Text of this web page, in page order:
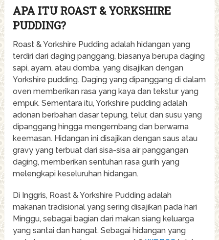
APA ITU ROAST & YORKSHIRE
PUDDING?
Roast & Yorkshire Pudding adalah hidangan yang
terdiri dari daging panggang, biasanya berupa daging
sapi, ayam, atau domba, yang disajikan dengan
Yorkshire pudding. Daging yang dipanggang di dalam
oven memberikan rasa yang kaya dan tekstur yang
empuk. Sementara itu, Yorkshire pudding adalah
adonan berbahan dasar tepung, telur, dan susu yang
dipanggang hingga mengembang dan berwarna
keemasan. Hidangan ini disajikan dengan saus atau
gravy yang terbuat dari sisa-sisa air panggangan
daging, memberikan sentuhan rasa gurih yang
melengkapi keseluruhan hidangan.
Di Inggris, Roast & Yorkshire Pudding adalah
makanan tradisional yang sering disajikan pada hari
Minggu, sebagai bagian dari makan siang keluarga
yang santai dan hangat. Sebagai hidangan yang